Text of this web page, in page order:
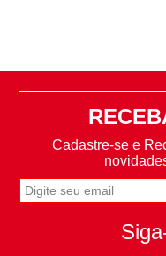
Cadastre-se e